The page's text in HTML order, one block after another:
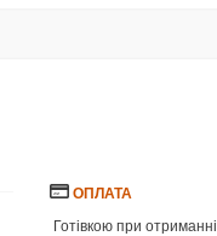
ОПЛАТА
Готівкою при отриманні